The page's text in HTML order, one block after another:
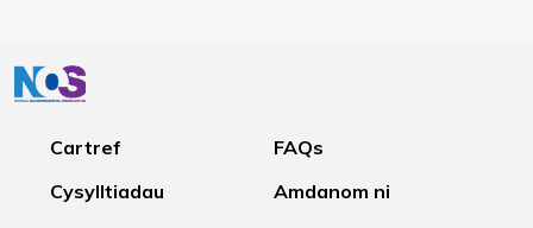
Cartref
FAQs
Cysylltiadau
Amdanom ni